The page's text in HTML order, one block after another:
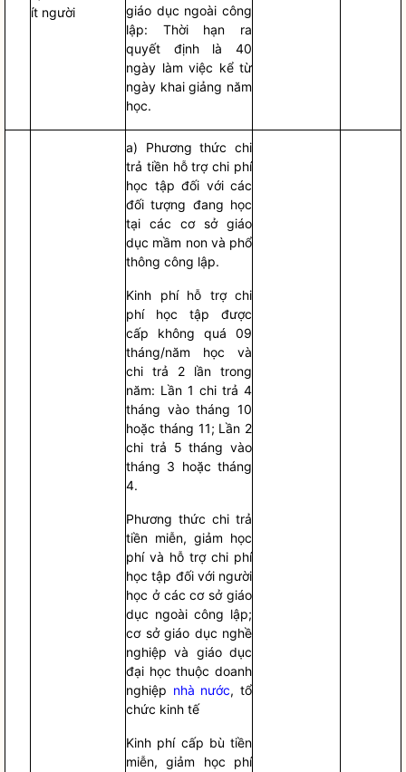
ít người
giáo dục ngoài công
lập: Thời hạn ra
quyết định là 40
ngày làm việc kể từ
ngày khai giảng năm
học.
a) Phương thức chi
trả tiền hỗ trợchi phí
học tập đối với các
đối tượng đang học
tại các cơ sở giáo
dục mầm non và phổ
thông công lập.
Kinh phí hỗ trợ chi
phíhọc tập được
cấp không quá 09
tháng/năm học và
chi trả 2 lần trong
năm: Lần 1 chi trả 4
tháng vào tháng 10
hoặc tháng 11; Lần 2
chi trả 5 tháng vào
tháng 3 hoặc tháng
4.
Phương thức chi trả
tiền miễn, giảm học
phí và hỗ trợ chi phí
học tập đối với người
học ở các cơ sở giáo
dục ngoài công lập;
cơ sở giáo dục nghề
nghiệp và giáo dục
đại học thuộc doanh
nghiệp nhà nước, tổ
chức kinh tế
Kinh phí cấp bù tiền
miễn, giảm học phí